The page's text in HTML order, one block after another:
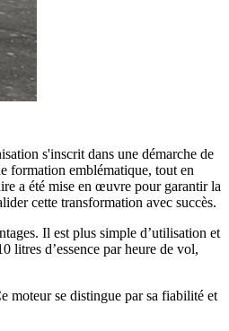
s'inscrit dans une démarche de
formation emblématique, tout en
a été mise en œuvre pour garantir la
cette transformation avec succès.
Il est plus simple d’utilisation et
litres d’essence par heure de vol,
moteur se distingue par sa fiabilité et